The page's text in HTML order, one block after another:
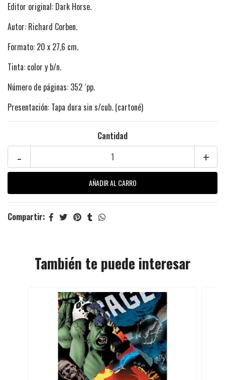
Editor original: Dark Horse.
Autor: Richard Corben.
Formato: 20 x 27,6 cm.
Tinta: color y b/n.
Número de páginas: 352 ´pp.
Presentación: Tapa dura sin s/cub. (cartoné)
Cantidad
+
-
Compartir:
También te puede interesar